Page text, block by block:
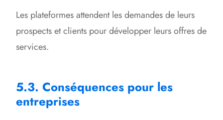
Les plateformes attendent les demandes de leurs
prospects et clients pour développer leurs offres de
services.
5.3. Conséquences pour les
entreprises